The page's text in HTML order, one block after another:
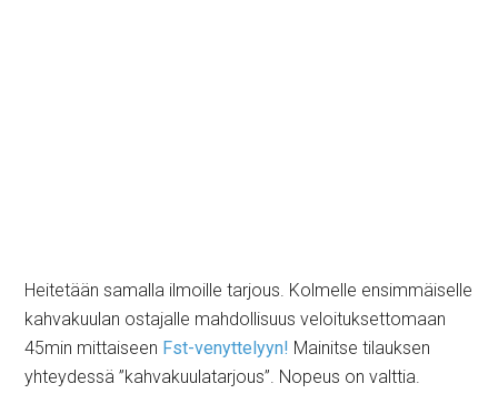
Heitetään samalla ilmoille tarjous. Kolmelle ensimmäiselle
kahvakuulan ostajalle mahdollisuus veloituksettomaan
45min mittaiseen Fst-venyttelyyn! Mainitse tilauksen
yhteydessä ”kahvakuulatarjous”. Nopeus on valttia.